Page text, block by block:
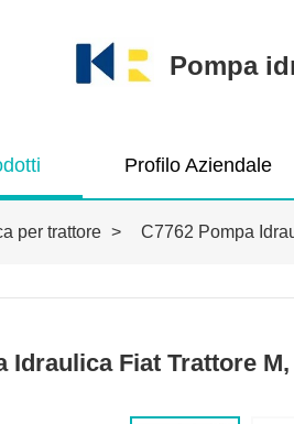
Pompa
Profilo Aziendale
per trattore > C7762 Pompa
Idraulica Fiat Trattore